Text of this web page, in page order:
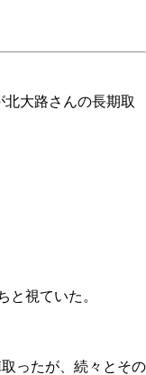
大路さんの長期取
視ていた。
ったが、続々とその